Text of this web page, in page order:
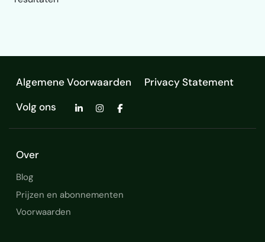
Algemene Voorwaarden
Privacy Statement
Volg ons
Over
Blog
Prijzen en abonnementen
Voorwaarden